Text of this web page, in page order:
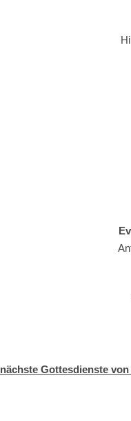
nächste Gottesdienste